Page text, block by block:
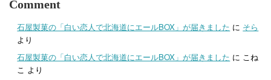
Comment
石屋製菓の「白い恋人で北海道にエールBOX」が届きました に そら
より
石屋製菓の「白い恋人で北海道にエールBOX」が届きました に こね
こ より